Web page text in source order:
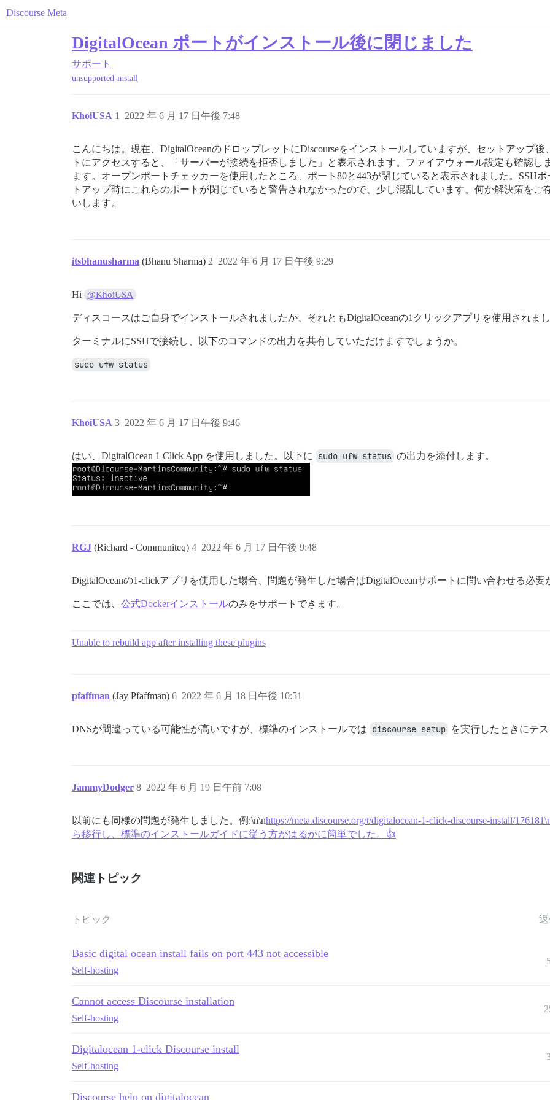
Discourse Meta
DigitalOcean ポートがインストール後に閉じました
サポート
unsupported-install
KhoiUSA 2022 年 6 月 17 日午後 7:48
1
こんにちは。現在、DigitalOceanのドロップレットにDiscourseをインストールしていますが、セットアップ
トにアクセスすると、「サーバーが接続を拒否しました」と表示されます。ファイアウォール設定も確認
ます。オープンポートチェッカーを使用したところ、ポート80と443が閉じていると表示されました。SSH
トアップ時にこれらのポートが閉じていると警告されなかったので、少し混乱しています。何か解決策を
いします。
itsbhanusharma (Bhanu Sharma) 2022 年 6 月 17 日午後 9:29
2
Hi @KhoiUSA
ディスコースはご自身でインストールされましたか、それともDigitalOceanの1クリックアプリを使用されま
ターミナルにSSHで接続し、以下のコマンドの出力を共有していただけますでしょうか。
sudo ufw status
KhoiUSA 2022 年 6 月 17 日午後 9:46
3
はい、DigitalOcean 1 Click App を使用しました。以下に sudo ufw status の出力を添付します。
RGJ (Richard - Communiteq) 2022 年 6 月 17 日午後 9:48
4
DigitalOceanの1-clickアプリを使用した場合、問題が発生した場合はDigitalOceanサポートに問い合わせる必要
ここでは、 公式Dockerインストールのみをサポートできます。
Unable to rebuild app after installing these plugins
pfaffman (Jay Pfaffman) 2022 年 6 月 18 日午後 10:51
6
DNSが間違っている可能性が高いですが、標準のインストールでは discourse setup を実行したときにテ
JammyDodger 2022 年 6 月 19 日午前 7:08
8
以前にも同様の問題が発生しました。例:\n\nhttps://meta.discourse.org/t/digitalocean-1-click-discourse-install/
ら移行し、標準のインストールガイドに従う方がはるかに簡単でした。👍
関連トピック
トピック
Basic digital ocean install fails on port 443 not accessible
Self-hosting
Cannot access Discourse installation
Self-hosting
Digitalocean 1-click Discourse install
Self-hosting
Discourse help on digitalocean